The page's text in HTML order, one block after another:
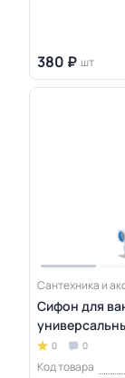
380 ₽ шт
Сантехника и
Сифон для
0 0
Код товара